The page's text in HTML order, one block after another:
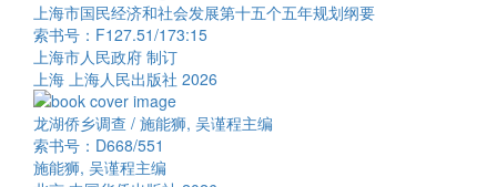
上海市国民经济和社会发展第十五个五年规划纲要
索书号：F127.51/173:15
上海市人民政府 制订
上海 上海人民出版社 2026
龙湖侨乡调查 / 施能狮, 吴谨程主编
索书号：D668/551
施能狮, 吴谨程主编